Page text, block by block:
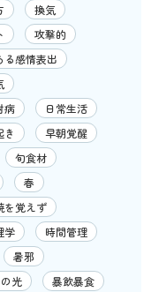
換気
攻撃的
る感情表出
病
日常生活
き
早朝覚醒
旬食材
春
を覚えず
学
時間管理
暑邪
光
暴飲暴食